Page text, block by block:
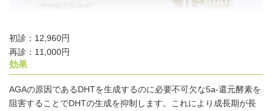
初診：12,960円
再診：11,000円
効果
AGAの原因であるDHTを生成するのに必要不可欠な5a-還元酵素を
阻害することでDHTの生成を抑制します。これにより成長期が長